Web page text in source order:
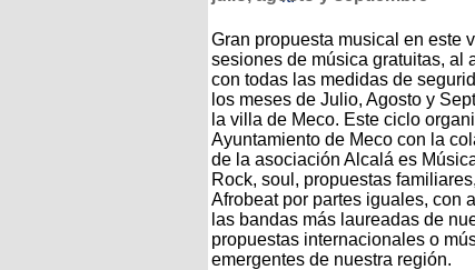
Gran propuesta musical en este
sesiones de música gratuitas, al
con todas las medidas de
los meses de Julio, Agosto y
la villa de Meco. Este ciclo
Ayuntamiento de Meco con la
de la asociación Alcalá es
Rock, soul, propuestas
Afrobeat por partes iguales, con
las bandas más laureadas de
propuestas internacionales o
emergentes de nuestra región.